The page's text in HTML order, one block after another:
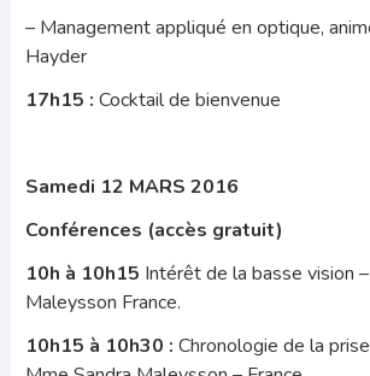
– Management appliqué en optique,
Hayder
17h15 : Cocktail de bienvenue
Samedi 12 MARS 2016
Conférences (accès gratuit)
10h à 10h15 Intérêt de la basse vision
Maleysson France.
10h15 à 10h30 : Chronologie de la